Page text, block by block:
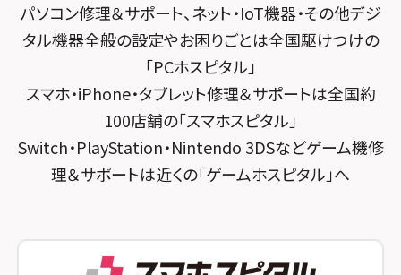
スマホスピタル 大森
スマホスピタル練馬
スマホスピタル 神田
スマホスピタル三軒茶屋
スマホスピタル秋葉原
スマホスピタル 自由が丘
スマホスピタル宇治槙島
スマホスピタル烏丸
スマホスピタル 京都宇治
スマホスピタル 福知山
スマホスピタル神戸三宮
スマホスピタル by デジホ 姫路キャスパ
パソコン修理＆サポート、ネット・IoT機器・その他デジ
タル機器全般の設定やお困りごとは全国駆けつけの
「PCホスピタル」
スマホ・iPhone・タブレット修理＆サポートは全国約
100店舗の「スマホスピタル」
Switch・PlayStation・Nintendo 3DSなどゲーム機修
理＆サポートは近くの「ゲームホスピタル」へ